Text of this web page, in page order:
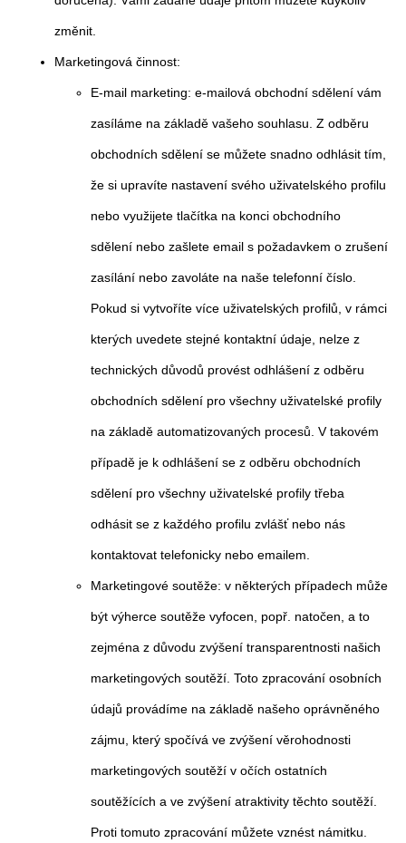
změnit.
Marketingová činnost:
E-mail marketing: e-mailová obchodní sdělení vám
zasíláme na základě vašeho souhlasu. Z odběru
obchodních sdělení se můžete snadno odhlásit tím,
že si upravíte nastavení svého uživatelského profilu
nebo využijete tlačítka na konci obchodního
sdělení nebo zašlete email s požadavkem o zrušení
zasílání nebo zavoláte na naše telefonní číslo.
Pokud si vytvoříte více uživatelských profilů, v rámci
kterých uvedete stejné kontaktní údaje, nelze z
technických důvodů provést odhlášení z odběru
obchodních sdělení pro všechny uživatelské profily
na základě automatizovaných procesů. V takovém
případě je k odhlášení se z odběru obchodních
sdělení pro všechny uživatelské profily třeba
odhásit se z každého profilu zvlášť nebo nás
kontaktovat telefonicky nebo emailem.
Marketingové soutěže: v některých případech může
být výherce soutěže vyfocen, popř. natočen, a to
zejména z důvodu zvýšení transparentnosti našich
marketingových soutěží. Toto zpracování osobních
údajů provádíme na základě našeho oprávněného
zájmu, který spočívá ve zvýšení věrohodnosti
marketingových soutěží v očích ostatních
soutěžících a ve zvýšení atraktivity těchto soutěží.
Proti tomuto zpracování můžete vznést námitku.